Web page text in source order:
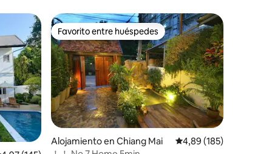
destacadosFavorito entre huéspedes
Favorito entre huéspedes
Alojamiento en Chiang Mai Calificación promedio:
4,89 (185)